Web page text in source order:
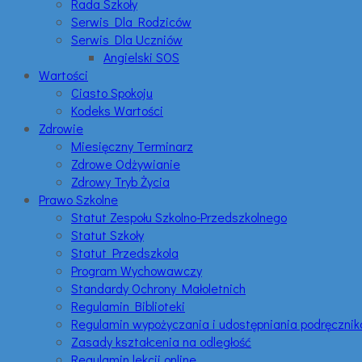
Rada Szkoły
Serwis Dla Rodziców
Serwis Dla Uczniów
Angielski SOS
Wartości
Ciasto Spokoju
Kodeks Wartości
Zdrowie
Miesięczny Terminarz
Zdrowe Odżywianie
Zdrowy Tryb Życia
Prawo Szkolne
Statut Zespołu Szkolno-Przedszkolnego
Statut Szkoły
Statut Przedszkola
Program Wychowawczy
Standardy Ochrony Małoletnich
Regulamin Biblioteki
Regulamin wypożyczania i udostępniania
Zasady kształcenia na odległość